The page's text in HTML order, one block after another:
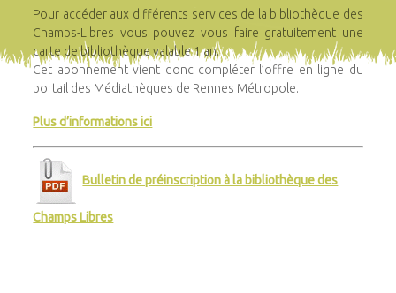
Pour accéder aux différents services de la bibliothèque des
Champs-Libres vous pouvez vous faire gratuitement une
carte de bibliothèque valable 1 an.
Cet abonnement vient donc compléter l’offre en ligne du
portail des Médiathèques de Rennes Métropole.
Plus d’informations ici
Bulletin de préinscription à la bibliothèque des
Champs Libres